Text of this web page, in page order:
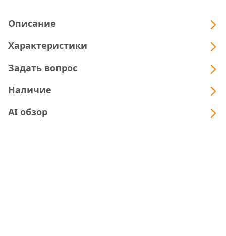
Описание
Характеристики
Задать вопрос
Наличие
AI обзор